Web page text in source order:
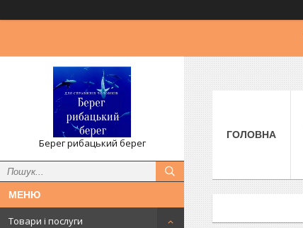
Берег рибацький берег
Товари і послуги
ГОЛОВНА